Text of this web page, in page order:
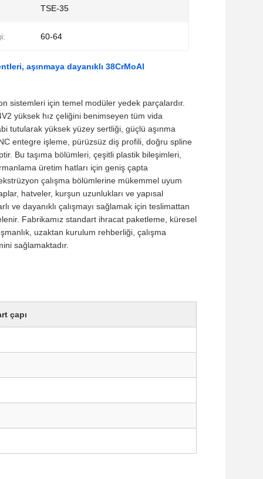
TSE-35
60-64
aşınmaya dayanıklı 38CrMoAl
sistemleri için temel modüler yedek parçalardır.
yüksek hız çeliğini benimseyen tüm vida
tutularak yüksek yüzey sertliği, güçlü aşınma
entegre işleme, pürüzsüz diş profili, doğru spline
Bu taşıma bölümleri, çeşitli plastik bileşimleri,
üretim hatları için geniş çapta
çalışma bölümlerine mükemmel uyum
hatveler, kurşun uzunlukları ve yapısal
ve dayanıklı çalışmayı sağlamak için teslimattan
Fabrikamız standart ihracat paketleme, küresel
uzaktan kurulum rehberliği, çalışma
sağlamaktadır.
çapı